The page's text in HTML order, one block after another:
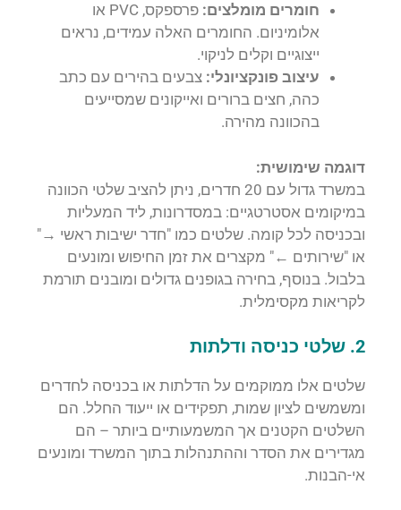
חומרים מומלצים:
פרספקס, PVC או
אלומיניום. החומרים האלה עמידים, נראים
ייצוגיים וקלים לניקוי.
עיצוב פונקציונלי: צבעים בהירים עם כתב
כהה, חצים ברורים ואייקונים שמסייעים
בהכוונה מהירה.
דוגמה שימושית:
במשרד גדול עם 20 חדרים, ניתן להציב שלטי הכוונה
במיקומים אסטרטגיים: במסדרונות, ליד המעליות
ובכניסה לכל קומה. שלטים כמו "חדר ישיבות ראשי →"
או "שירותים ←" מקצרים את זמן החיפוש ומונעים
בלבול. בנוסף, בחירה בגופנים גדולים ומובנים תורמת
לקריאות מקסימלית.
2. שלטי כניסה ודלתות
שלטים אלו ממוקמים על הדלתות או בכניסה לחדרים
ומשמשים לציון שמות, תפקידים או ייעוד החלל. הם
השלטים הקטנים אך המשמעותיים ביותר – הם
מגדירים את הסדר וההתנהלות בתוך המשרד ומונעים
אי-הבנות.